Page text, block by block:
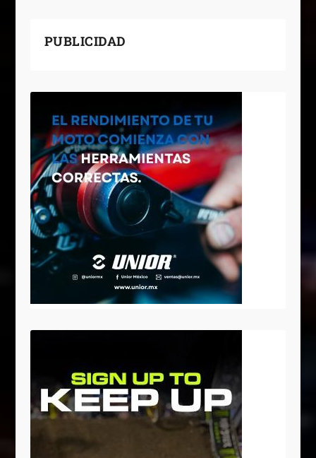
PUBLICIDAD